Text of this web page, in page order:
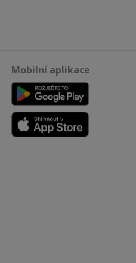
Mobilní aplikace